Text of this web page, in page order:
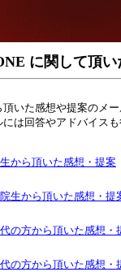
に関して頂
頂いた感想や提案のメ
は回答やアドバイスも
から頂いた感想・提案
生から頂いた感想・提
の方から頂いた感想・
の方から頂いた感想・